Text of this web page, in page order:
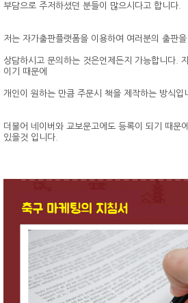
부담으로 주저하셨던 분들이 많으시다고 합니다.
저는 자가출판플랫폼을 이용하여 여러분의 출판
상담하시고 문의하는 것은언제든지 가능합니다.
이기 때문에
개인이 원하는 만큼 주문시 책을 제작하는 방식입
더불어 네이버와 교보문고에도 등록이 되기 때문
있을것 입니다.